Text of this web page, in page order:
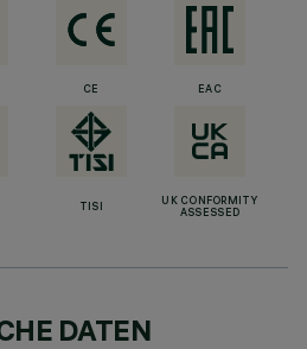
CE EAC
TISI
UK CONFORMITY
ASSESSED
DATEN